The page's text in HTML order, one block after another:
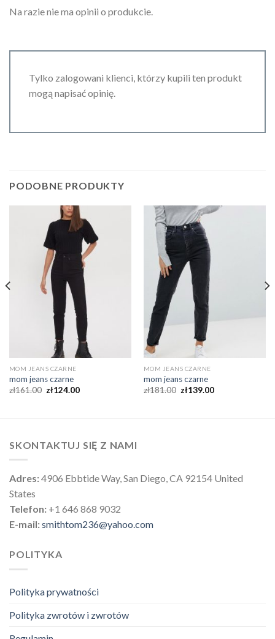
Na razie nie ma opinii o produkcie.
Tylko zalogowani klienci, którzy kupili ten produkt
mogą napisać opinię.
PODOBNE PRODUKTY
MOM JEANS CZARNE
mom jeans czarne
zł161.00 zł124.00
MOM JEANS CZARNE
mom jeans czarne
zł181.00 zł139.00
SKONTAKTUJ SIĘ Z NAMI
Adres:4906 Ebbtide Way, San Diego, CA 92154 United
States
Telefon: +1 646 868 9032
E-mail:smithtom236@yahoo.com
POLITYKA
Polityka prywatności
Polityka zwrotów i zwrotów